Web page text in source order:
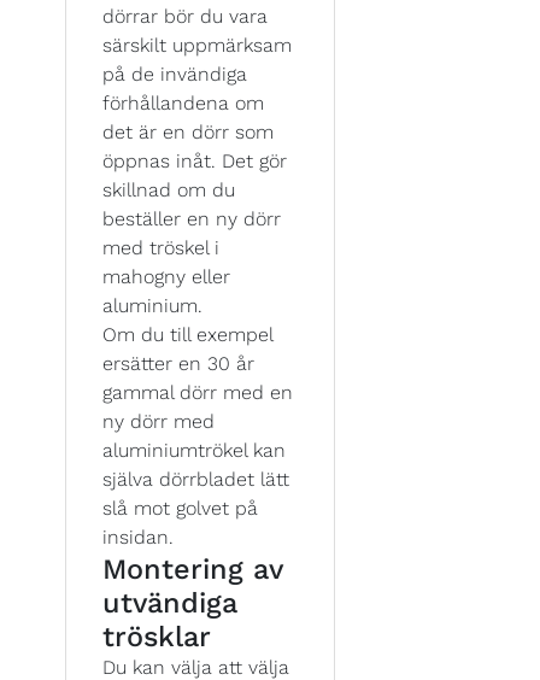
dörrar bör du vara
särskilt uppmärksam
på de invändiga
förhållandena om
det är en dörr som
öppnas inåt. Det gör
skillnad om du
beställer en ny dörr
med tröskel i
mahogny eller
aluminium.
Om du till exempel
ersätter en 30 år
gammal dörr med en
ny dörr med
aluminiumtrökel kan
själva dörrbladet lätt
slå mot golvet på
insidan.
Montering av
utvändiga
trösklar
Du kan välja att välja